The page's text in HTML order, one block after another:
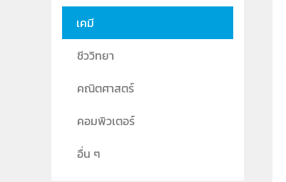
เคมี
ชีววิทยา
คณิตศาสตร์
คอมพิวเตอร์
อื่น ๆ